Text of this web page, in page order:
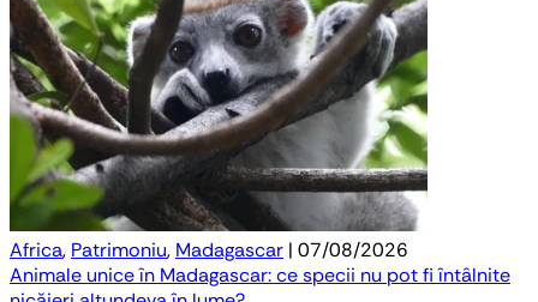
Africa, Patrimoniu, Madagascar | 07/08/2026
Animale unice în Madagascar: ce specii nu pot fi întâlnite